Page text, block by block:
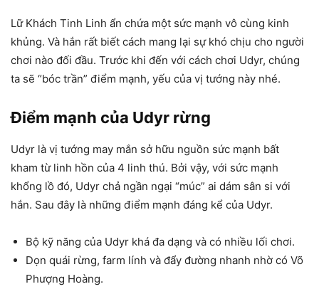
Lữ Khách Tinh Linh ẩn chứa một sức mạnh vô cùng kinh
khủng. Và hắn rất biết cách mang lại sự khó chịu cho người
chơi nào đối đầu. Trước khi đến với cách chơi Udyr, chúng
ta sẽ “bóc trần” điểm mạnh, yếu của vị tướng này nhé.
Điểm mạnh của Udyr rừng
Udyr là vị tướng may mắn sở hữu nguồn sức mạnh bất
kham từ linh hồn của 4 linh thú. Bởi vậy, với sức mạnh
khổng lồ đó, Udyr chả ngần ngại “múc” ai dám sân si với
hắn. Sau đây là những điểm mạnh đáng kể của Udyr.
Bộ kỹ năng của Udyr khá đa dạng và có nhiều lối chơi.
Dọn quái rừng, farm lính và đẩy đường nhanh nhờ có Võ
Phượng Hoàng.